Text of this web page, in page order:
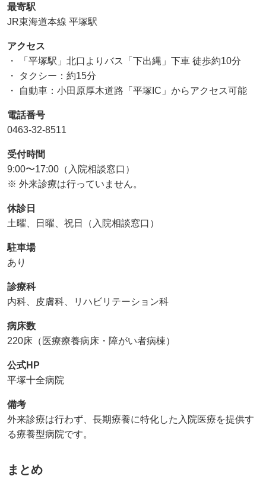
最寄駅
JR東海道本線 平塚駅
アクセス
・ 「平塚駅」北口よりバス「下出縄」下車 徒歩約10分
・ タクシー：約15分
・ 自動車：小田原厚木道路「平塚IC」からアクセス可能
電話番号
0463-32-8511
受付時間
9:00〜17:00（入院相談窓口）
※ 外来診療は行っていません。
休診日
土曜、日曜、祝日（入院相談窓口）
駐車場
あり
診療科
内科、皮膚科、リハビリテーション科
病床数
220床（医療療養病床・障がい者病棟）
公式HP
平塚十全病院
備考
外来診療は行わず、長期療養に特化した入院医療を提供す
る療養型病院です。
まとめ